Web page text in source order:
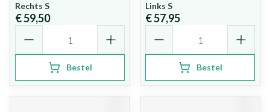
Rechts S
€ 59,50
Bestel
Links S
€ 57,95
Bestel